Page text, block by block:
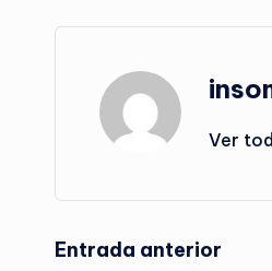
Ver
Navegación
Entrada anterior